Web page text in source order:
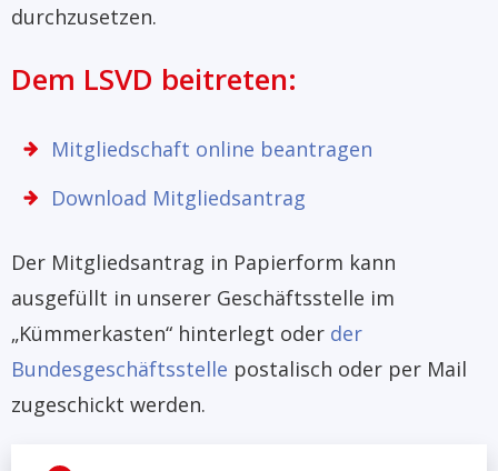
durchzusetzen.
Dem LSVD beitreten:
Mitgliedschaft online beantragen
Download Mitgliedsantrag
Der Mitgliedsantrag in Papierform kann
ausgefüllt in unserer Geschäftsstelle im
„Kümmerkasten“ hinterlegt oder der
Bundesgeschäftsstelle postalisch oder per Mail
zugeschickt werden.